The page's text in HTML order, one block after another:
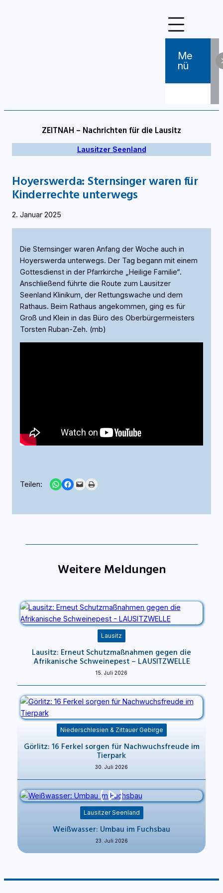
Me
Nü
ZEITNAH – Nachrichten für die Lausitz
Lausitzer Seenland
Hoyerswerda: Sternsinger waren für
Kinderrechte unterwegs
2. Januar 2025
Die Sternsinger waren Anfang der Woche auch in
Hoyerswerda unterwegs. Der Tag begann mit einem
Gottesdienst in der Pfarrkirche „Heilige Familie“.
Anschließend führte die Route zum Lausitzer
Seenland Klinikum, der Rettungswache und dem
Rathaus. Beim Rathaus angekommen, ging es für
Groß und Klein in das Büro des Oberbürgermeisters
Torsten Ruban-Zeh. (mb)
Teilen: Share on WhatsApp
Share on Facebook
Email this PagePrint this Page
Weitere Meldungen
Lausitz
Lausitz: Erneut Schutzmaßnahmen gegen die
Afrikanische Schweinepest – LAUSITZWELLE
15. Juli 2026
Niederschlesien & Zittauer Gebirge
Görlitz: 16 Ferkel sorgen für Nachwuchsfreude im
Tierpark
30. Juli 2026
Lausitzer Seenland
Weißwasser: Umbau im Fuchsbau
23. Juli 2026